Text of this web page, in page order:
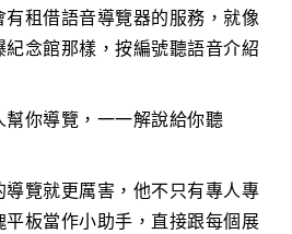
租借語音導覽器的服務，就像
念館那樣，按編號聽語音介紹
你導覽，一一解說給你聽
導覽就更厲害，他不只有專人專
板當作小助手，直接跟每個展